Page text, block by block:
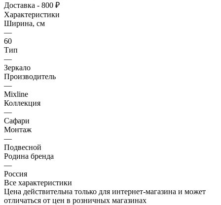
Доставка - 800 ₽
Характеристики
Ширина, см
—
60
Тип
—
Зеркало
Производитель
—
Mixline
Коллекция
—
Сафари
Монтаж
—
Подвесной
Родина бренда
—
Россия
Все характеристики
Цена действительна только для интернет-магазина и может
отличаться от цен в розничных магазинах